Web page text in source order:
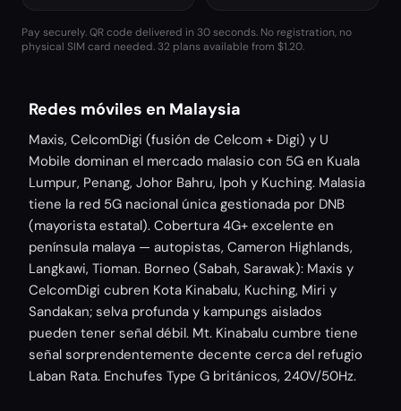
Pay securely. QR code delivered in 30 seconds. No registration, no
physical SIM card needed. 32 plans available from $1.20.
Redes móviles en Malaysia
Maxis, CelcomDigi (fusión de Celcom + Digi) y U
Mobile dominan el mercado malasio con 5G en Kuala
Lumpur, Penang, Johor Bahru, Ipoh y Kuching. Malasia
tiene la red 5G nacional única gestionada por DNB
(mayorista estatal). Cobertura 4G+ excelente en
península malaya — autopistas, Cameron Highlands,
Langkawi, Tioman. Borneo (Sabah, Sarawak): Maxis y
CelcomDigi cubren Kota Kinabalu, Kuching, Miri y
Sandakan; selva profunda y kampungs aislados
pueden tener señal débil. Mt. Kinabalu cumbre tiene
señal sorprendentemente decente cerca del refugio
Laban Rata. Enchufes Type G británicos, 240V/50Hz.